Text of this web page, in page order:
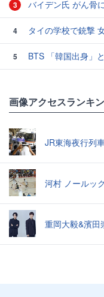
3 バイデン氏 がん骨
4 タイの学校で銃撃
5
BTS 「韓国出身」
画像アクセスランキ
JR東海夜行列
河村 ノールッ
重岡大毅&濱田